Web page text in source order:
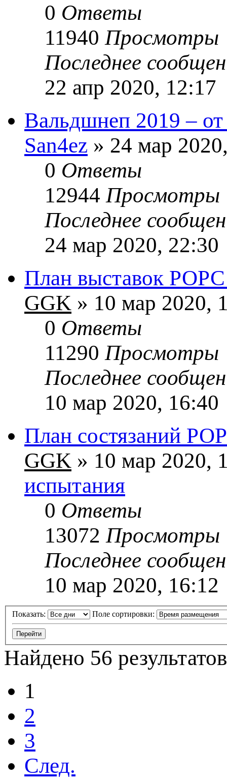
0 Ответы
11940 Просмотры
Последнее
22 апр 2020, 12:17
Вальдшнеп 2019 –
San4ez » 24 мар
0 Ответы
12944 Просмотры
Последнее
24 мар 2020, 22:30
План выставок РОРС
GGK » 10 мар 2020,
0 Ответы
11290 Просмотры
Последнее
10 мар 2020, 16:40
План состязаний
GGK » 10 мар 2020,
испытания
0 Ответы
13072 Просмотры
Последнее
10 мар 2020, 16:12
Показать: Поле сортировки:
Найдено 56 результатов
1
2
3
След.